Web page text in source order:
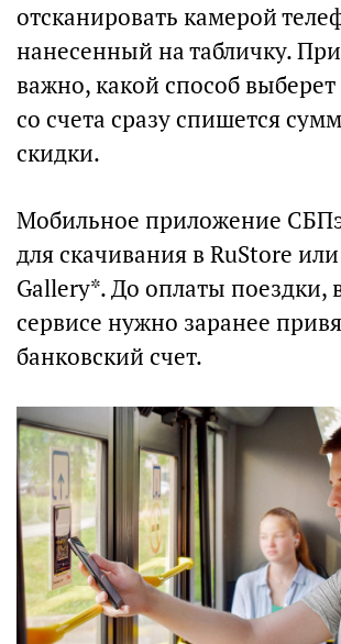
отсканировать камерой
нанесенный на табличку.
важно, какой способ
со счета сразу спишется
скидки.
Мобильное приложение
для скачивания в RuStore
Gallery*. До оплаты поездки,
сервисе нужно заранее
банковский счет.